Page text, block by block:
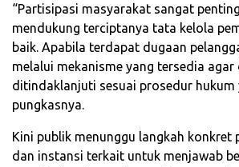
“Partisipasi masyarakat sangat
mendukung terciptanya tata kelola
baik. Apabila terdapat dugaan
melalui mekanisme yang tersedia agar
ditindaklanjuti sesuai prosedur hukum
pungkasnya.
Kini publik menunggu langkah konkret
dan instansi terkait untuk menjawab